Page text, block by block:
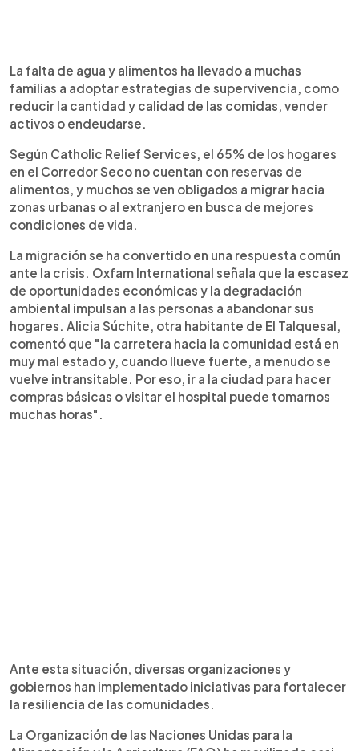
La falta de agua y alimentos ha llevado a muchas
familias a adoptar estrategias de supervivencia, como
reducir la cantidad y calidad de las comidas, vender
activos o endeudarse.
Según Catholic Relief Services, el 65% de los hogares
en el Corredor Seco no cuentan con reservas de
alimentos, y muchos se ven obligados a migrar hacia
zonas urbanas o al extranjero en busca de mejores
condiciones de vida.
La migración se ha convertido en una respuesta común
ante la crisis. Oxfam International señala que la escasez
de oportunidades económicas y la degradación
ambiental impulsan a las personas a abandonar sus
hogares. Alicia Súchite, otra habitante de El Talquesal,
comentó que "la carretera hacia la comunidad está en
muy mal estado y, cuando llueve fuerte, a menudo se
vuelve intransitable. Por eso, ir a la ciudad para hacer
compras básicas o visitar el hospital puede tomarnos
muchas horas".
Ante esta situación, diversas organizaciones y
gobiernos han implementado iniciativas para fortalecer
la resiliencia de las comunidades.
La Organización de las Naciones Unidas para la